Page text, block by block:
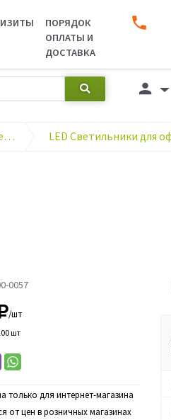
ПОРЯДОК
ОПЛАТЫ И
ДОСТАВКА
Светильники для офисных помещений
0057
/шт
шт
только для интернет-магазина
от цен в розничных магазинах